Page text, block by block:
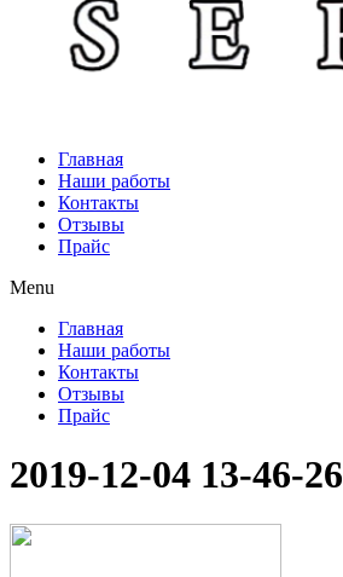
Главная
Наши работы
Контакты
Отзывы
Прайс
Menu
Главная
Наши работы
Контакты
Отзывы
Прайс
2019-12-04 13-46-26